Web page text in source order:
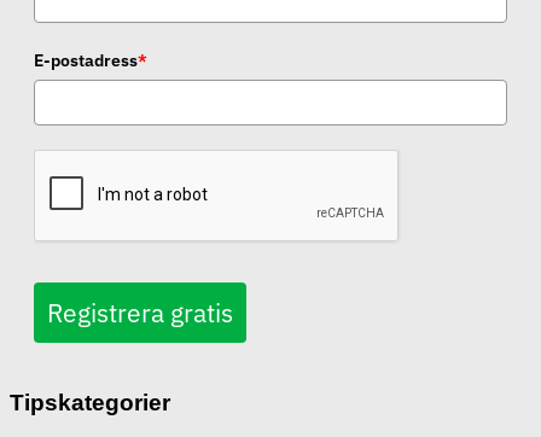
E-postadress*
Registrera gratis
Tipskategorier